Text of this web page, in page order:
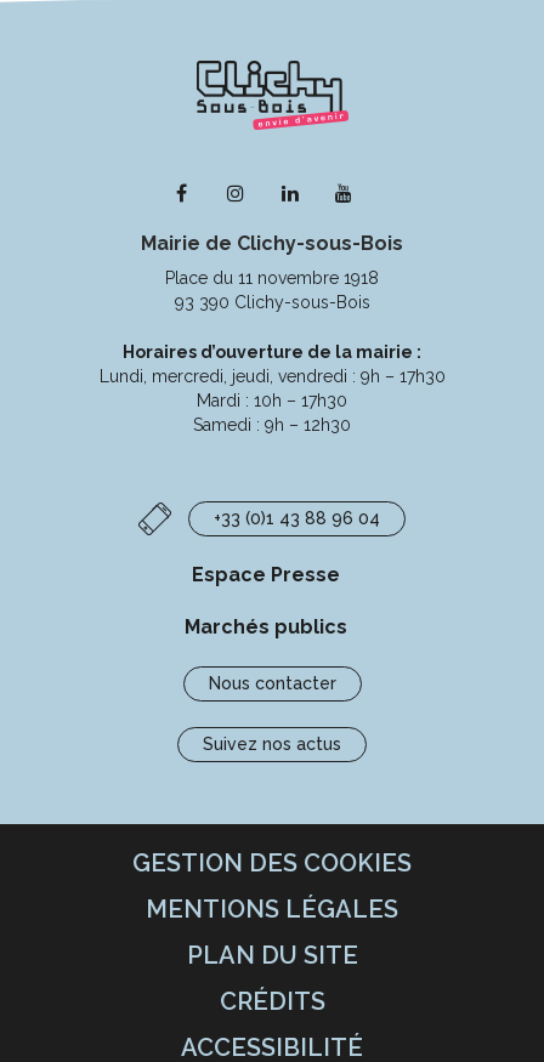
Lien
le
compte
Facebook
Lien
le
compte
Instagram
Lien
le
compte
Linkedin
la
chaîne
Youtube
Mairie de Clichy-sous-Bois
Place du 11 novembre 1918
93 390 Clichy-sous-Bois
Horaires d’ouverture de la mairie :
Lundi, mercredi, jeudi, vendredi : 9h – 17h30
Mardi : 10h – 17h30
Samedi : 9h – 12h30
+33 (0)1 43 88 96 04
Espace Presse
Marchés publics
Nous contacter
Suivez nos actus
GESTION DES COOKIES
MENTIONS LÉGALES
PLAN DU SITE
CRÉDITS
ACCESSIBILITÉ